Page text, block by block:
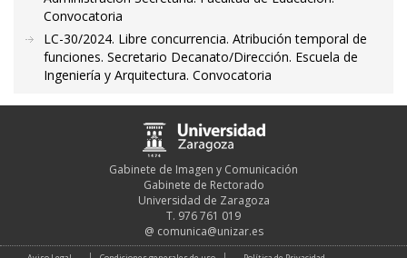
Convocatoria
LC-30/2024. Libre concurrencia. Atribución temporal de
funciones. Secretario Decanato/Dirección. Escuela de
Ingeniería y Arquitectura. Convocatoria
Gabinete de Imagen y Comunicación
Gabinete de Rectorado
Universidad de Zaragoza
T. 976 761 019
@ comunica@unizar.es